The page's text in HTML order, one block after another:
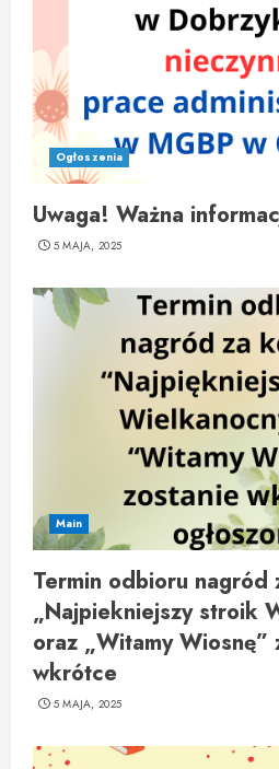
Ogłoszenia
Uwaga! Ważna
5 MAJA, 2025
Main
Termin odbioru nagród
„Najpiekniejszy stroik
oraz „Witamy Wiosnę”
wkrótce
5 MAJA, 2025